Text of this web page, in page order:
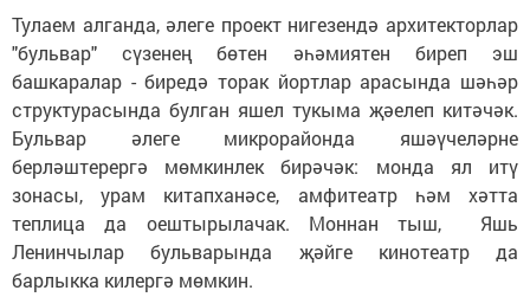
Тулаем алганда, әлеге проект нигезендә архитекторлар
"бульвар" сүзенең бөтен әһәмиятен биреп эш
башкаралар - биредә торак йортлар арасында шәһәр
структурасында булган яшел тукыма җәелеп китәчәк.
Бульвар әлеге микрорайонда яшәүчеләрне
берләштерергә мөмкинлек бирәчәк: монда ял итү
зонасы, урам китапханәсе, амфитеатр һәм хәтта
теплица да оештырылачак. Моннан тыш, Яшь
Ленинчылар бульварында җәйге кинотеатр да
барлыкка килергә мөмкин.